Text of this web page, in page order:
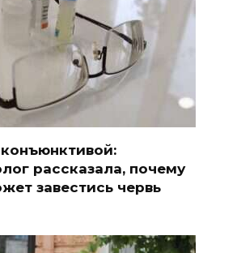
рассказала, почему
завестись червь